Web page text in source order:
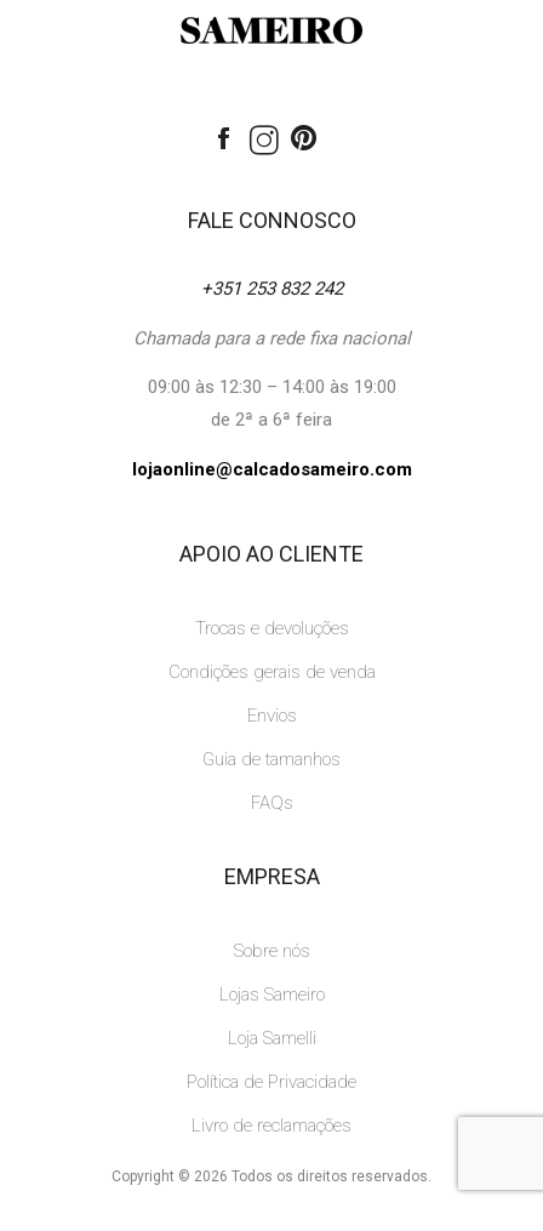
FALE CONNOSCO
+351 253 832 242
Chamada para a rede fixa nacional
09:00 às 12:30 – 14:00 às 19:00
de 2ª a 6ª feira
lojaonline@calcadosameiro.com
APOIO AO CLIENTE
Trocas e devoluções
Condições gerais de venda
Envios
Guia de tamanhos
FAQs
EMPRESA
Sobre nós
Lojas Sameiro
Loja Samelli
Política de Privacidade
Livro de reclamações
Copyright © 2026 Todos os direitos reservados.